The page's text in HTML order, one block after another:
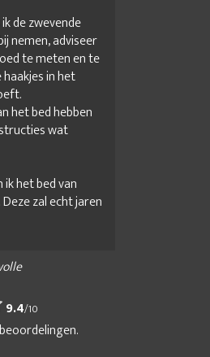
de zwevende
nemen, adviseer
te meten en te
in het
het bed hebben
wat
het bed van
zal echt jaren
9.4/10
beoordelingen.